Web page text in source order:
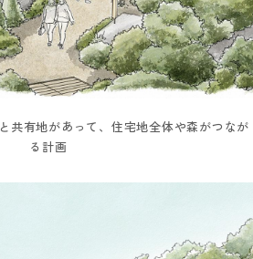
共有地があって、住宅地全体や森がつなが
る計画